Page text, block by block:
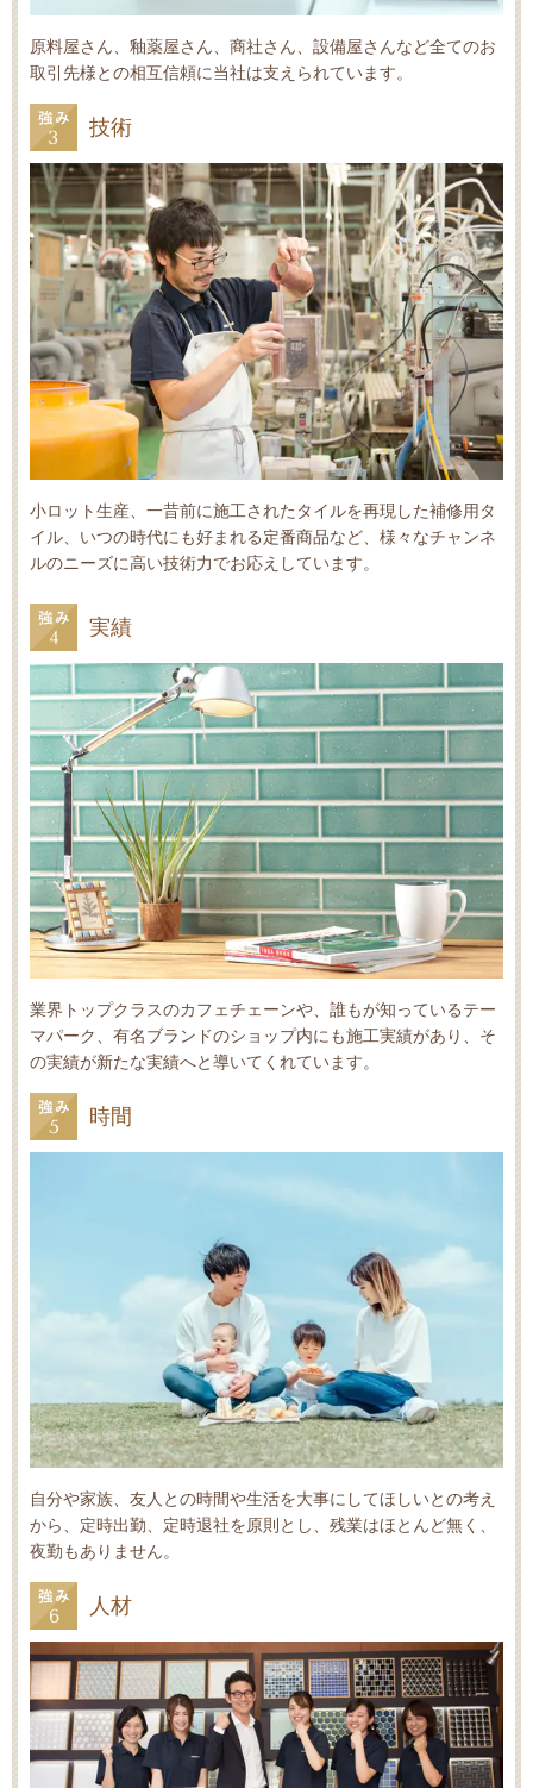
原料屋さん、釉薬屋さん、商社さん、設備屋さんなど全てのお
取引先様との相互信頼に当社は支えられています。
技術
小ロット生産、一昔前に施工されたタイルを再現した補修用タ
イル、いつの時代にも好まれる定番商品など、様々なチャンネ
ルのニーズに高い技術力でお応えしています。
実績
業界トップクラスのカフェチェーンや、誰もが知っているテー
マパーク、有名ブランドのショップ内にも施工実績があり、そ
の実績が新たな実績へと導いてくれています。
時間
自分や家族、友人との時間や生活を大事にしてほしいとの考え
から、定時出勤、定時退社を原則とし、残業はほとんど無く、
夜勤もありません。
人材